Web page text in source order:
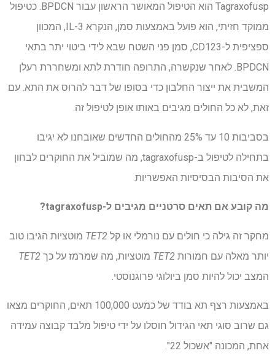
Tagraxofusp הוא הטיפול המאושר הראשון עבור BPDCN. כטיפול
ממוקד חזיתי, הוא פועל באמצעות סמן, הנקרא IL-3, המכוון
ספציפית ל-CD123, סמן פני השטח שבא לידי ביטוי יתר בתאי
BPDCN. לאחר שנקשרה, התרופה חודרת לתא ומשחררת רעלן
המשבית את ייצור החלבון כדי בסופו של דבר להרוס את התא. עם
זאת, לא כל החולים מגיבים באותו אופן לטיפול זה.
בסביבות 10 עד 25% מהחולים החדשים שאובחנו לא יגיבו
בתחילה לטיפול ב-tagraxofusp, מה שמוביל את החוקרים לבחון
את הסיבות הבסיסיות האפשריות.
מה קובע אם תאים סרטניים מגיבים ל-tagraxofusp?
מחקר זה גילה כי חולים עם נורמלי או קל TET2 מוטציות הגיבו טוב
יותר מאלה עם חמורות TET2 מוטציות, מה שמרמז על כך TET2
המצב יכול להיות סמן ביולוגי פרוגנוסטי.
באמצעות רצף תא בודד של כמעט 100,000 תאים, החוקרים מצאו
גם שרוב סוגי תאי הגידול חוסלו על ידי טיפול מלבד קבוצה עמידה
אחת, המכונה "אשכול 22".